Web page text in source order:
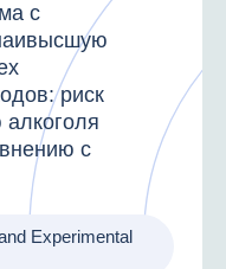
с
риск
алкоголя
с
Experimental